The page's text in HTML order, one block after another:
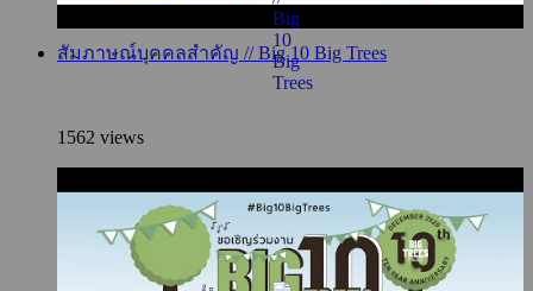
สัมภาษณ์บุคคลสำคัญ // Big 10 Big Trees
1562 views